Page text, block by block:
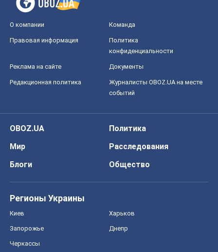
О компании Команда
Правовая информация
Политика
конфиденциальности
Реклама на сайте Документы
Редакционная политика
Журналисты OBOZ.UA на месте
событий
OBOZ.UA
Политика
Мир
Расследования
Блоги
Общество
Регионы Украины
Киев Харьков
Запорожье Днепр
Черкассы